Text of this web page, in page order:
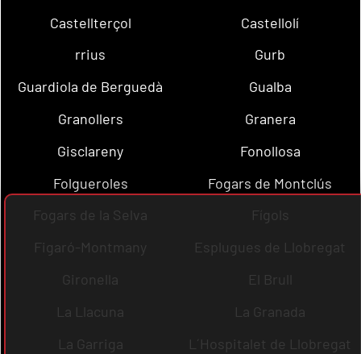
Castellterçol
Castellolí
rrius
Gurb
Guardiola de Berguedà
Gualba
Granollers
Granera
Gisclareny
Fonollosa
Folgueroles
Fogars de Montclús
Fogars de la Selva
Fígols
Figaró-Montmany
Esplugues de Llobregat
Gironella
El Brull
La Llacuna
La Granada
La Garriga
L´Hospitalet de Llobregat